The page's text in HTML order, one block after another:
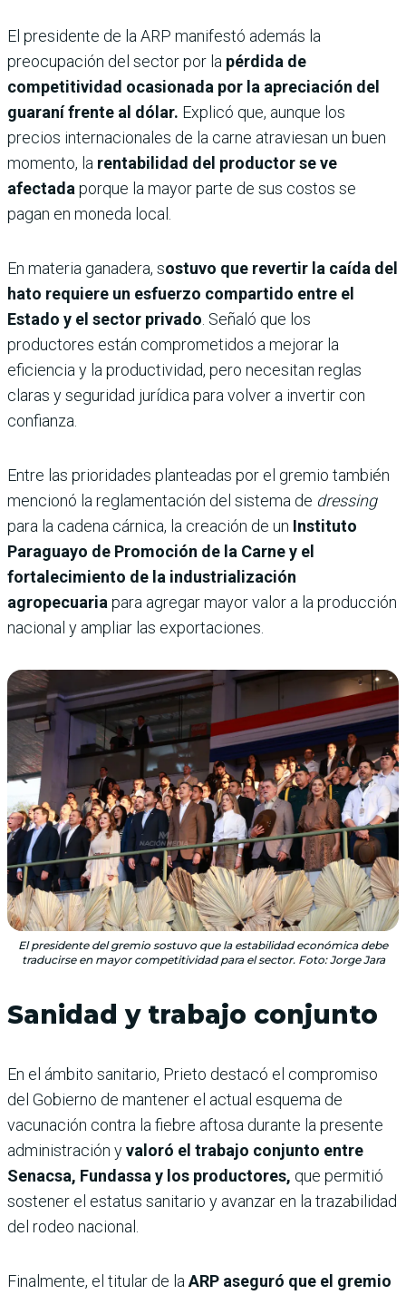
El presidente de la ARP manifestó además la
preocupación del sector por la pérdida de
competitividad ocasionada por la apreciación del
guaraní frente al dólar. Explicó que, aunque los
precios internacionales de la carne atraviesan un buen
momento, la rentabilidad del productor se ve
afectada porque la mayor parte de sus costos se
pagan en moneda local.
En materia ganadera, sostuvo que revertir la caída del
hato requiere un esfuerzo compartido entre el
Estado y el sector privado . Señaló que los
productores están comprometidos a mejorar la
eficiencia y la productividad, pero necesitan reglas
claras y seguridad jurídica para volver a invertir con
confianza.
Entre las prioridades planteadas por el gremio también
mencionó la reglamentación del sistema de dressing
para la cadena cárnica, la creación de un Instituto
Paraguayo de Promoción de la Carne y el
fortalecimiento de la industrialización
agropecuaria para agregar mayor valor a la producción
nacional y ampliar las exportaciones.
El presidente del gremio sostuvo que la estabilidad económica debe
traducirse en mayor competitividad para el sector. Foto: Jorge Jara
Sanidad y trabajo conjunto
En el ámbito sanitario, Prieto destacó el compromiso
del Gobierno de mantener el actual esquema de
vacunación contra la fiebre aftosa durante la presente
administración yvaloró el trabajo conjunto entre
Senacsa, Fundassa y los productores, que permitió
sostener el estatus sanitario y avanzar en la trazabilidad
del rodeo nacional.
Finalmente, el titular de la ARP aseguró que el gremio